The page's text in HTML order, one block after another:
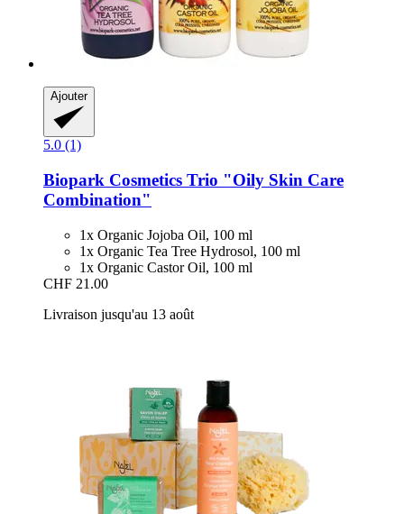
Ajouter
5.0 (1)
Biopark Cosmetics Trio "Oily Skin Care
Combination"
1x Organic Jojoba Oil, 100 ml
1x Organic Tea Tree Hydrosol, 100 ml
1x Organic Castor Oil, 100 ml
CHF 21.00
Livraison jusqu'au 13 août